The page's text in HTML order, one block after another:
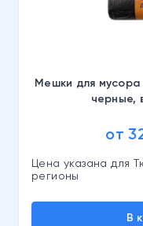
Мешки для
черные,
от
Цена указана для
регионы
В